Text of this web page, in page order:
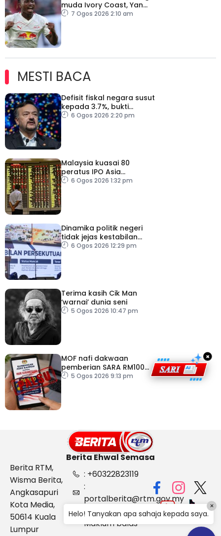
muda Ivory Coast, Yan
Diomande
7 Ogos 2026 2:10 am
MESTI BACA
Defisit fiskal negara susut
kepada 3.7%, bukti
keyakinan pelabur masih
6 Ogos 2026 2:20 pm
Malaysia kuasai 80
peratus IPO Asia
Tenggara, kumpul AS$1.4
6 Ogos 2026 1:32 pm
Dinamika politik negeri
tidak jejas kestabilan
Kerajaan Perpaduan
6 Ogos 2026 12:29 pm
Terima kasih Cik Man
‘warnai’ dunia seni
5 Ogos 2026 10:47 pm
MOF nafi dakwaan
pemberian SARA RM100
sempena Hari
5 Ogos 2026 9:13 pm
×
Berita Ehwal Semasa
Berita RTM,
Wisma Berita,
Angkasapuri
Kota Media,
50614 Kuala
Lumpur
: +60322823119
:
portalberita@rtm.gov.my
: Aduan &
Maklum balas
Helo! Tanyakan apa sahaja kepada saya.
×